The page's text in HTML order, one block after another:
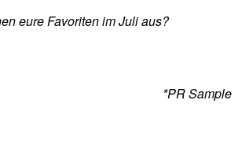
eure Favoriten im Juli aus?
*PR Sample